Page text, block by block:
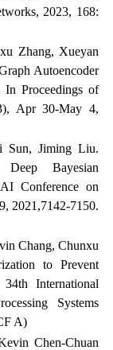
, 2023, 168:
Zhang, Xueyan
Autoencoder
In Proceedings of
Apr 30-May 4,
Sun, Jiming Liu.
Bayesian
Conference on
2021,7142-7150.
Chang, Chunxu
to Prevent
International
Systems
A)
Chen-Chuan